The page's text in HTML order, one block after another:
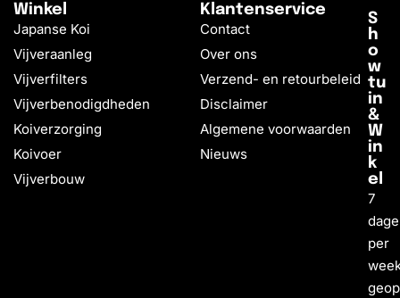
Winkel
Japanse Koi
Vijveraanleg
Vijverfilters
Vijverbenodigdheden
Koiverzorging
Koivoer
Vijverbouw
Klantenservice
Contact
Over ons
Verzend- en retourbeleid
Disclaimer
Algemene voorwaarden
Nieuws
S
h
o
w
tu
in
&
W
in
k
el
7
per